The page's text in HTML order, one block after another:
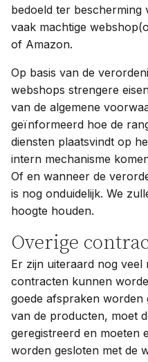
bedoeld ter bescherming
vaak machtige
of Amazon.
Op basis van de
webshops strengere
van de algemene
geïnformeerd hoe de
diensten plaatsvindt op
intern mechanisme
Of en wanneer de
is nog onduidelijk. We
hoogte houden.
Overige
Er zijn uiteraard nog veel
contracten kunnen
goede afspraken worden
van de producten, moet
geregistreerd en moeten
worden gesloten met de